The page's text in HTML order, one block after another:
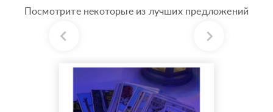
Посмотрите некоторые из лучших предложений